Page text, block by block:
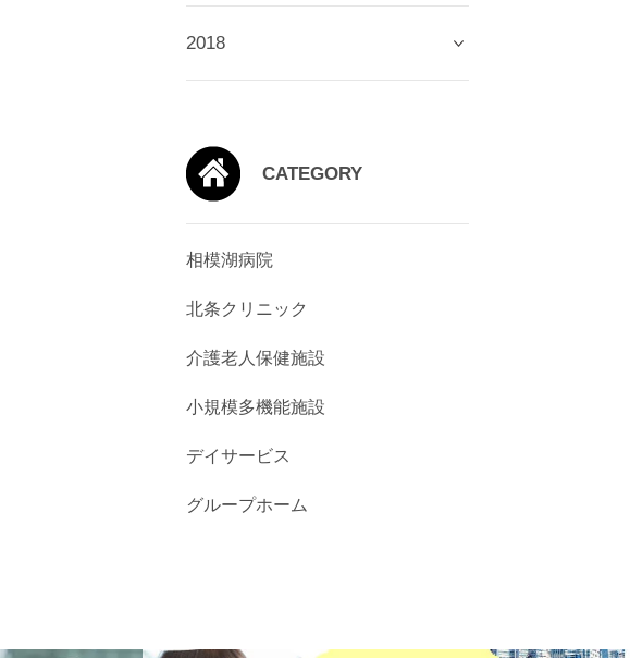
2018
CATEGORY
相模湖病院
北条クリニック
介護老人保健施設
小規模多機能施設
デイサービス
グループホーム